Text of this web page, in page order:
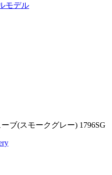
モデル
ブ(スモークグレー) 1796SG